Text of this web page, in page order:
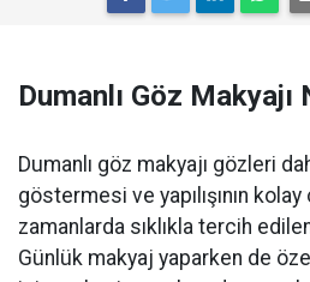
Dumanlı Göz Makyajı
Dumanlı göz makyajı gözleri
göstermesi ve yapılışının
zamanlarda sıklıkla tercih
Günlük makyaj yaparken de